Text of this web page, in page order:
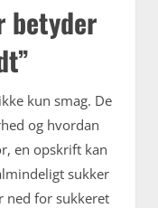
betyder
kun smag. De
og hvordan
en opskrift kan
sukker
ned for sukkeret